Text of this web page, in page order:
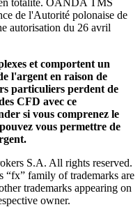
de l'Autorité polonaise de
autorisation du 26 avril
et comportent un
l'argent en raison de
particuliers perdent de
CFD avec ce
si vous comprenez le
vous permettre de
S.A. All rights reserved.
family of trademarks are
trademarks appearing on
owner.